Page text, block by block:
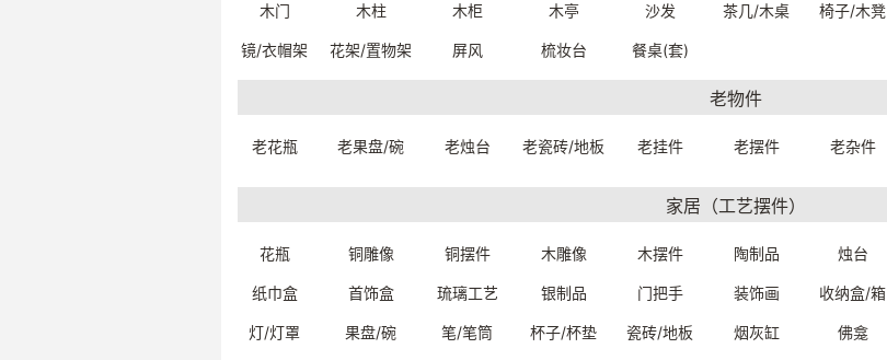
4100880340399
4100880320399
4100880101799
木门 木柱 木柜 木亭 沙发 茶几/木桌 椅子/木凳
镜/衣帽架 花架/置物架 屏风 梳妆台 餐桌(套)
老物件
老花瓶 老果盘/碗 老烛台 老瓷砖/地板 老挂件 老摆件 老杂件
家居（工艺摆件）
花瓶 铜雕像 铜摆件 木雕像 木摆件 陶制品 烛台
纸巾盒 首饰盒 琉璃工艺 银制品 门把手 装饰画 收纳盒/箱
灯/灯罩 果盘/碗 笔/笔筒 杯子/杯垫 瓷砖/地板 烟灰缸 佛龛